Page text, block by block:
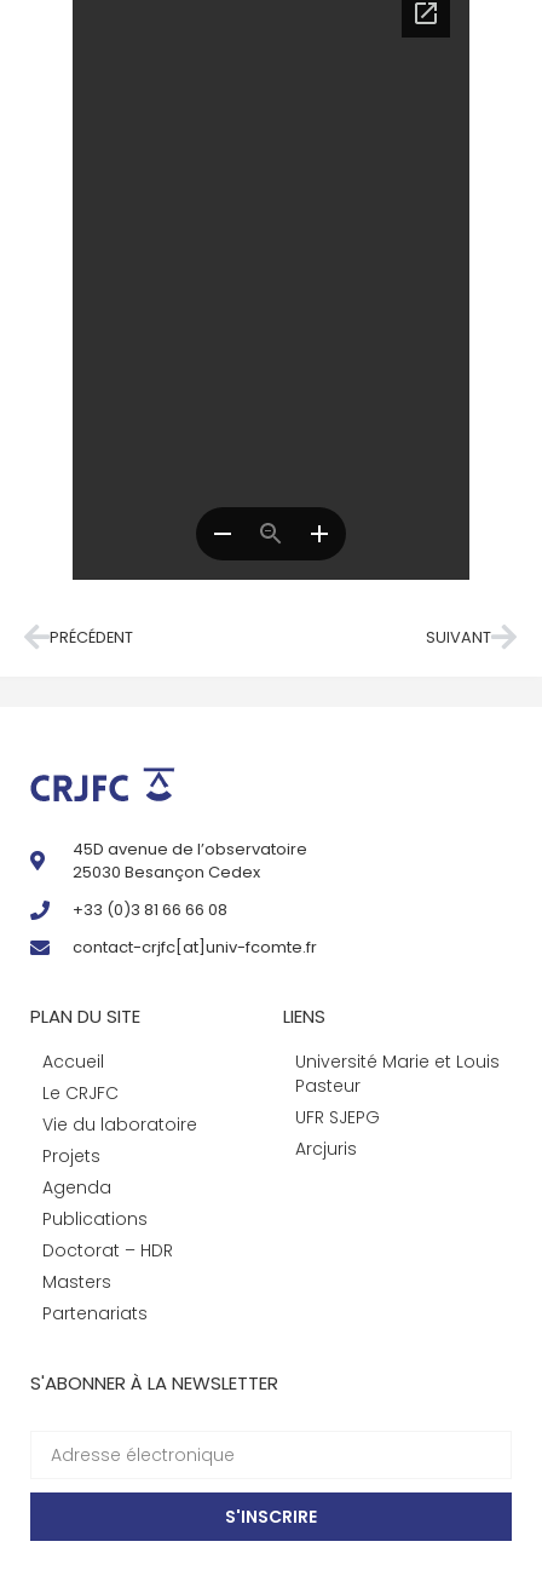
PRÉCÉDENT SUIVANT
45D avenue de l’observatoire
25030 Besançon Cedex
+33 (0)3 81 66 66 08
contact-crjfc[at]univ-fcomte.fr
PLAN DU SITE
Accueil
Le CRJFC
Vie du laboratoire
Projets
Agenda
Publications
Doctorat – HDR
Masters
Partenariats
LIENS
Université Marie et Louis
Pasteur
UFR SJEPG
Arcjuris
S'ABONNER À LA NEWSLETTER
S'INSCRIRE